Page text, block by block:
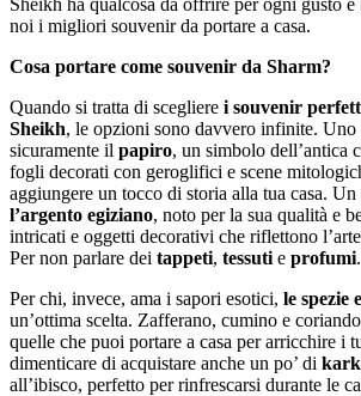
noi i migliori souvenir da portare a casa.
Cosa portare come souvenir da Sharm?
Quando si tratta di scegliere i souvenir
Sheikh, le opzioni sono davvero infinite.
sicuramente il papiro, un simbolo dell’antica
fogli decorati con geroglifici e scene
aggiungere un tocco di storia alla tua casa.
l’argento egiziano, noto per la sua qualità e
intricati e oggetti decorativi che riflettono
Per non parlare dei tappeti, tessuti e profumi.
Per chi, invece, ama i sapori esotici, le spezie
un’ottima scelta. Zafferano, cumino e
quelle che puoi portare a casa per arricchire i
dimenticare di acquistare anche un po’ di
all’ibisco, perfetto per rinfrescarsi durante le